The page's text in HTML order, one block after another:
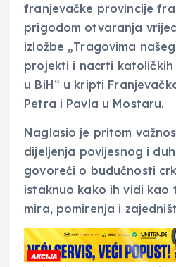
franjevačke provincije
prigodom otvaranja
izložbe „Tragovima
projekti i nacrti
u BiH“ u kripti
Petra i Pavla u Mostaru.
Naglasio je pritom
dijeljenja povijesnog i
govoreći o budućnosti
istaknuo kako ih vidi kao
mira, pomirenja i